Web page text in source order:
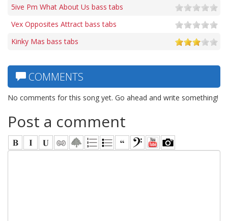
5ive Pm What About Us bass tabs
Vex Opposites Attract bass tabs
Kinky Mas bass tabs
COMMENTS
No comments for this song yet. Go ahead and write something!
Post a comment